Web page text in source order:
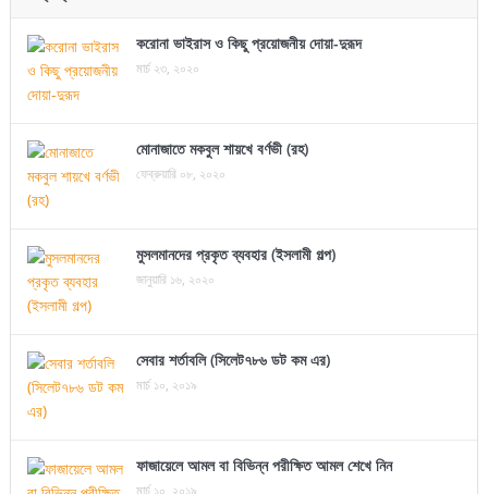
করোনা ভাইরাস ও কিছু প্রয়োজনীয় দোয়া-দুরূদ
মার্চ ২৩, ২০২০
মোনাজাতে মকবুল শায়খে বর্ণভী (রহ)
ফেব্রুয়ারি ০৮, ২০২০
মুসলমানদের প্রকৃত ব্যবহার (ইসলামী গল্প)
জানুয়ারি ১৬, ২০২০
সেবার শর্তাবলি (সিলেট৭৮৬ ডট কম এর)
মার্চ ১০, ২০১৯
ফাজায়েলে আমল বা বিভিন্ন পরীক্ষিত আমল শেখে নিন